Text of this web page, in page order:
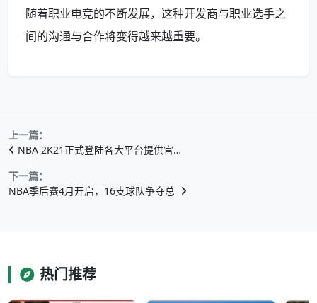
随着职业电竞的不断发展，这种开发商与职业选手之
间的沟通与合作将变得越来越重要。
上一篇：
NBA 2K21正式登陆各大平台提供官…
下一篇：
NBA季后赛4月开启，16支球队争夺总
热门推荐